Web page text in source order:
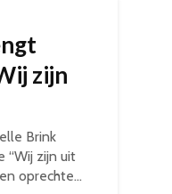
zijn
Brink
“Wij zijn uit
oprechte...